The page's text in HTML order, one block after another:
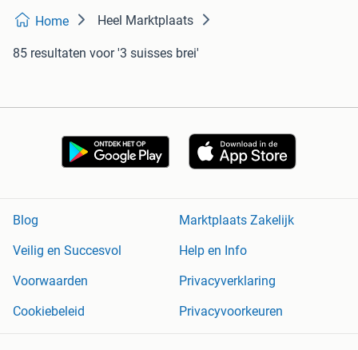
Home Heel Marktplaats
85 resultaten voor '3 suisses brei'
Blog
Marktplaats Zakelijk
Veilig en Succesvol
Help en Info
Voorwaarden
Privacyverklaring
Cookiebeleid
Privacyvoorkeuren